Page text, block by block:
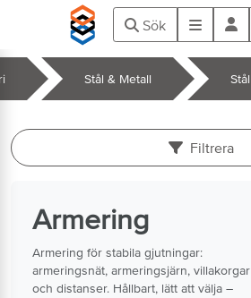
Hoppa till huvudinnehåll
Sök Meny
Stål & Metall Stål
Filtrera
Armering
Armering för stabila gjutningar:
armeringsnät, armeringsjärn, villakorgar
och distanser. Hållbart, lätt att välja –